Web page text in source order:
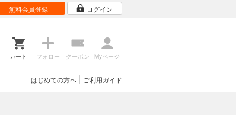
無料会員登録 ログイン
カート フォロー クーポン Myページ
ご利用ガイド
はじめての方へ